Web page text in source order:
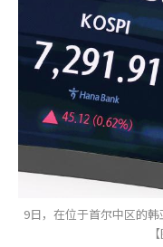
9日，在位于首尔中区的韩